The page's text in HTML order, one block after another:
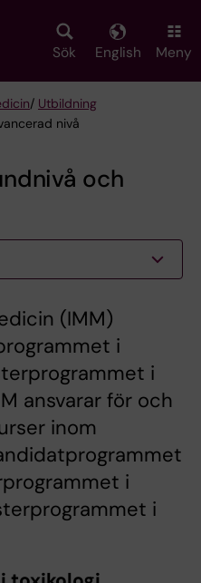
Sök English Meny
/ Utbildning
nivå
och
(IMM)
i
i
ansvarar för och
inom
i
i